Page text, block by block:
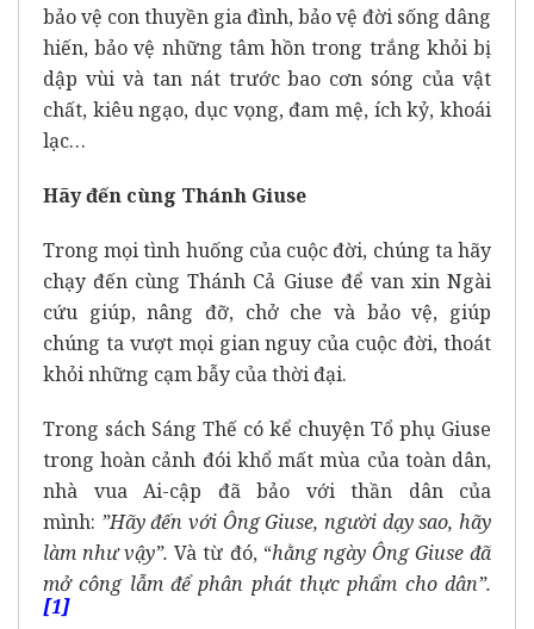
bảo vệ con thuyền gia đình, bảo vệ đời sống dâng
hiến, bảo vệ những tâm hồn trong trắng khỏi bị
dập vùi và tan nát trước bao cơn sóng của vật
chất, kiêu ngạo, dục vọng, đam mệ, ích kỷ, khoái
lạc…
Hãy đến cùng Thánh Giuse
Trong mọi tình huống của cuộc đời, chúng ta hãy
chạy đến cùng Thánh Cả Giuse để van xin Ngài
cứu giúp, nâng đỡ, chở che và bảo vệ, giúp
chúng ta vượt mọi gian nguy của cuộc đời, thoát
khỏi những cạm bẫy của thời đại.
Trong sách Sáng Thế có kể chuyện Tổ phụ Giuse
trong hoàn cảnh đói khổ mất mùa của toàn dân,
nhà vua Ai-cập đã bảo với thần dân của
mình: ”Hãy đến với Ông Giuse, người dạy sao, hãy
làm như vậy”. Và từ đó, “hằng ngày Ông Giuse đã
mở công lẫm để phân phát thực phẩm cho dân”.
[1]